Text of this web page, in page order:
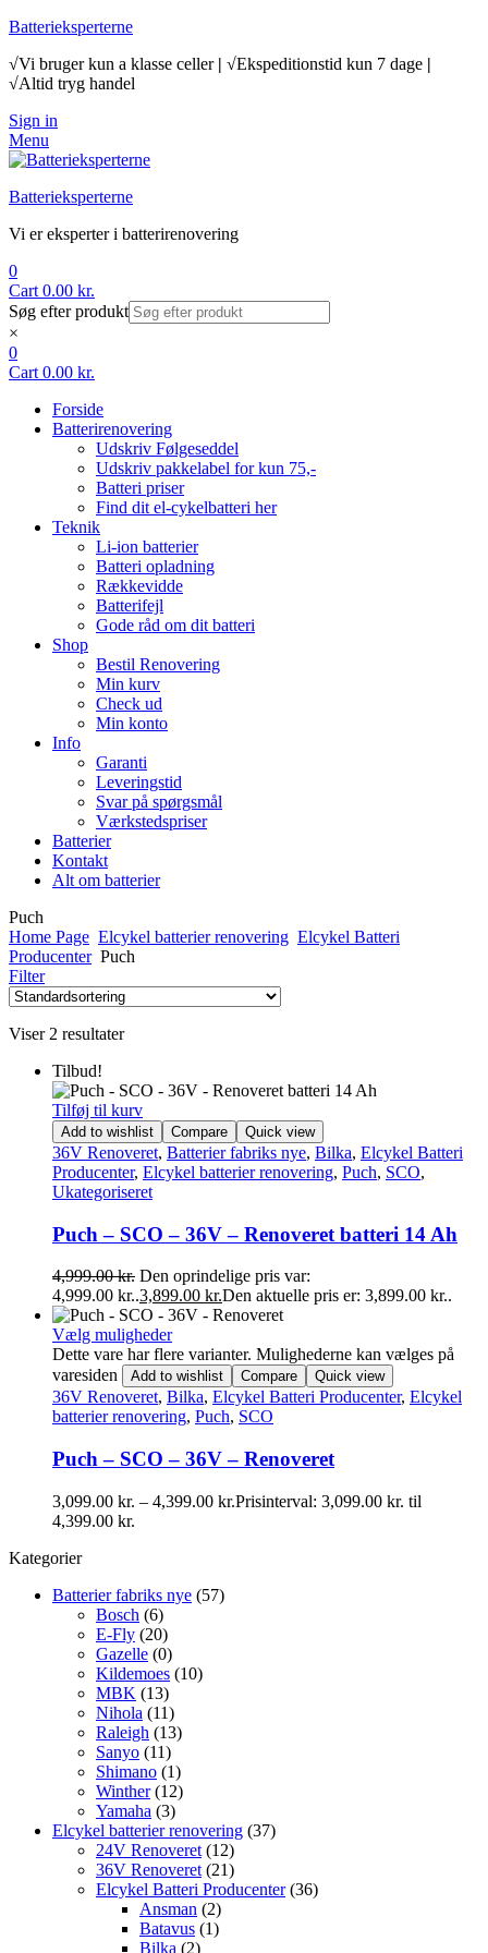
Batterieksperterne
√Vi bruger kun a klasse celler | √Ekspeditionstid kun 7 dage |
√Altid tryg handel
Sign in
Menu
Batterieksperterne
Vi er eksperter i batterirenovering
0
Cart 0.00 kr.
Søg efter produkt
×
0
Cart 0.00 kr.
Forside
Batterirenovering
Udskriv Følgeseddel
Udskriv pakkelabel for kun 75,-
Batteri priser
Find dit el-cykelbatteri her
Teknik
Li-ion batterier
Batteri opladning
Rækkevidde
Batterifejl
Gode råd om dit batteri
Shop
Bestil Renovering
Min kurv
Check ud
Min konto
Info
Garanti
Leveringstid
Svar på spørgsmål
Værkstedspriser
Batterier
Kontakt
Alt om batterier
Puch
Home Page Elcykel batterier renovering Elcykel Batteri
Producenter Puch
Filter
Viser 2 resultater
Tilbud!
Tilføj til kurv
Add to wishlist Compare Quick view
36V Renoveret, Batterier fabriks nye, Bilka, Elcykel Batteri
Producenter, Elcykel batterier renovering, Puch, SCO,
Ukategoriseret
Puch – SCO – 36V – Renoveret batteri 14 Ah
4,999.00kr. Den oprindelige pris var:
4,999.00 kr..3,899.00 kr.Den aktuelle pris er: 3,899.00 kr..
Vælg muligheder
Dette vare har flere varianter. Mulighederne kan vælges på
varesiden
Add to wishlist Compare Quick view
36V Renoveret, Bilka, Elcykel Batteri Producenter, Elcykel
batterier renovering, Puch, SCO
Puch – SCO – 36V – Renoveret
3,099.00 kr. – 4,399.00 kr.Prisinterval: 3,099.00 kr. til
4,399.00 kr.
Kategorier
Batterier fabriks nye (57)
Bosch (6)
E-Fly (20)
Gazelle (0)
Kildemoes (10)
MBK (13)
Nihola (11)
Raleigh (13)
Sanyo (11)
Shimano (1)
Winther (12)
Yamaha (3)
Elcykel batterier renovering (37)
24V Renoveret (12)
36V Renoveret (21)
Elcykel Batteri Producenter (36)
Ansman (2)
Batavus (1)
Bilka (2)